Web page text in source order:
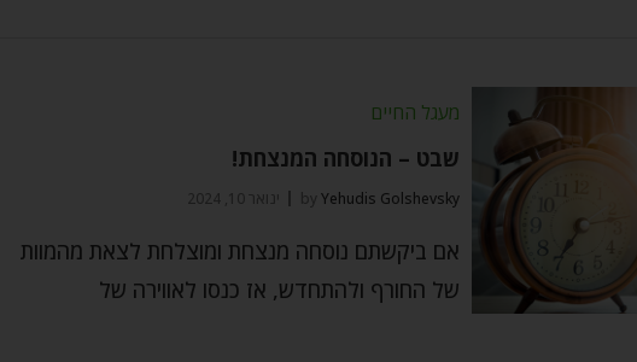
מעגל החיים
שבט – הנוסחה המנצחת!
by Yehudis Golshevsky ינואר 10, 2024
אם ביקשתם נוסחה מנצחת ומוצלחת לצאת מהמוות
של החורף ולהתחדש, אז כנסו לאווירה של